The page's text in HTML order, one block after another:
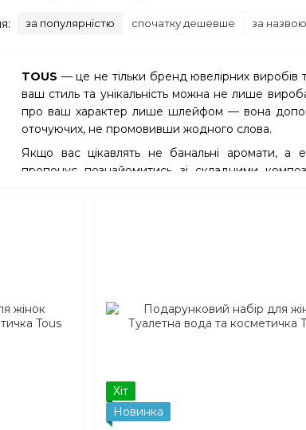
за популярністю спочатку дешевше за назвою
TOUS — це не тільки бренд ювелірних виробів
ваш стиль та унікальність можна не лише
про ваш характер лише шлейфом — вона
оточуючих, не промовивши жодного слова.
Якщо вас цікавлять не банальні аромати, а
пропонує познайомитись зі складними
різних етапах.
Нішева парфумерія з магазину TOUS здатна
Багатьох цікавить: скільки коштує нішева
води буде вищою за аналоги, представлені в
підходом, поєднанням складних запахів та
Хіт
Новинка